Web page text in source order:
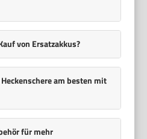
von Ersatzakkus?
am besten mit
für mehr